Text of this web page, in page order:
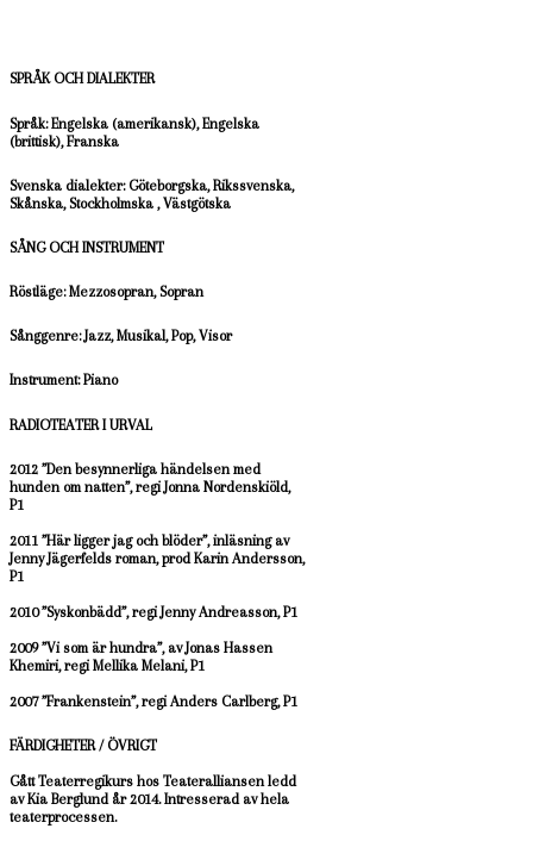
SPRÅK OCH DIALEKTER
Språk: Engelska (amerikansk), Engelska
(brittisk), Franska
Svenska dialekter: Göteborgska, Rikssvenska,
Skånska, Stockholmska , Västgötska
SÅNG OCH INSTRUMENT
Röstläge: Mezzosopran, Sopran
Sånggenre: Jazz, Musikal, Pop, Visor
Instrument: Piano
RADIOTEATER I URVAL
2012 ”Den besynnerliga händelsen med
hunden om natten”, regi Jonna Nordenskiöld,
P1
2011 ”Här ligger jag och blöder”, inläsning av
Jenny Jägerfelds roman, prod Karin Andersson,
P1
2010 ”Syskonbädd”, regi Jenny Andreasson, P1
2009 ”Vi som är hundra”, av Jonas Hassen
Khemiri, regi Mellika Melani, P1
2007 ”Frankenstein”, regi Anders Carlberg, P1
FÄRDIGHETER / ÖVRIGT
Gått Teaterregikurs hos Teateralliansen ledd
av Kia Berglund år 2014. Intresserad av hela
teaterprocessen.